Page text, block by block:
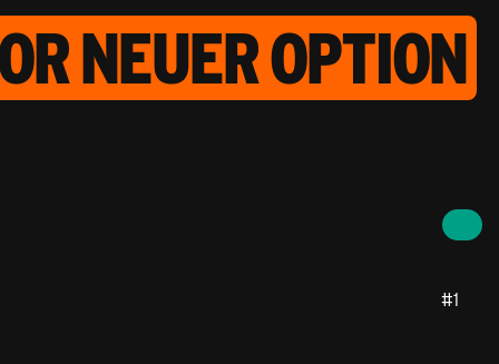
NEUER OPTION
#1